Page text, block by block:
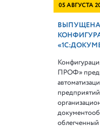
05 АВГУСТА
ВЫПУЩЕНА
ПРОФ»